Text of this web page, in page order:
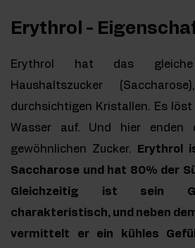
Erythrol -
Erythrol hat das
Haushaltszucker
durchsichtigen Kristallen. Es
Wasser auf. Und hier enden
gewöhnlichen Zucker.
Erythrol
Saccharose und hat 80% der
Gleichzeitig ist sein
charakteristisch, und neben
vermittelt er ein kühles